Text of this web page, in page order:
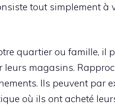
tout simplement
quartier ou famille, il
leurs magasins.
Ils peuvent par
où ils ont acheté